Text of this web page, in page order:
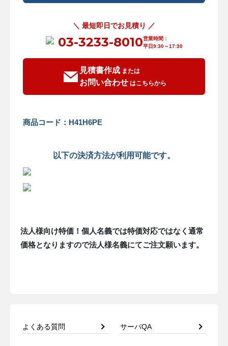
＼ 最短即日でお見積り ／
03-3233-8010営業時間：
平日9:30～17:30
見積書作成または
お問い合わせはこちらから
商品コード：H41H6PE
以下の決済方法が利用可能です。
法人様向け特価！個人名義では特価対応ではなく通常
価格となりますので法人様名義にてご注文願います。
よくある質問 サーバQA